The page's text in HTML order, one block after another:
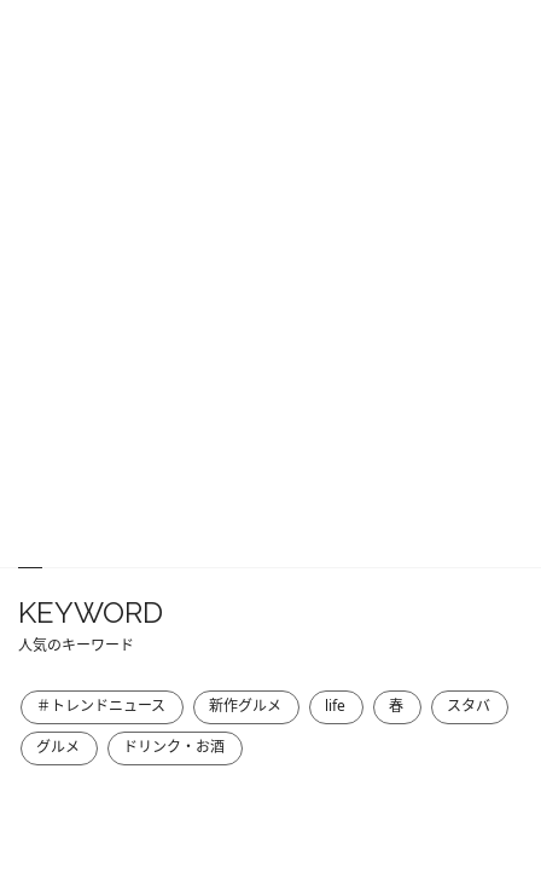
KEYWORD
人気のキーワード
＃トレンドニュース 新作グルメ life 春
スタバ
グルメ
ドリンク・お酒